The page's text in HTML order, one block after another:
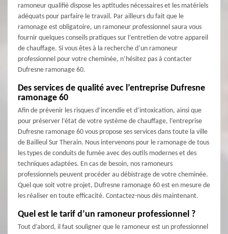
ramoneur qualifié dispose les aptitudes nécessaires et les matériels
adéquats pour parfaire le travail. Par ailleurs du fait que le
ramonage est obligatoire, un ramoneur professionnel saura vous
fournir quelques conseils pratiques sur l’entretien de votre appareil
de chauffage. Si vous êtes à la recherche d’un ramoneur
professionnel pour votre cheminée, n’hésitez pas à contacter
Dufresne ramonage 60.
Des services de qualité avec l’entreprise Dufresne
ramonage 60
Afin de prévenir les risques d’incendie et d’intoxication, ainsi que
pour préserver l’état de votre système de chauffage, l’entreprise
Dufresne ramonage 60 vous propose ses services dans toute la ville
de Bailleul Sur Therain. Nous intervenons pour le ramonage de tous
les types de conduits de fumée avec des outils modernes et des
techniques adaptées. En cas de besoin, nos ramoneurs
professionnels peuvent procéder au débistrage de votre cheminée.
Quel que soit votre projet, Dufresne ramonage 60 est en mesure de
les réaliser en toute efficacité. Contactez-nous dès maintenant.
Quel est le tarif d’un ramoneur professionnel ?
Tout d’abord, il faut souligner que le ramoneur est un professionnel